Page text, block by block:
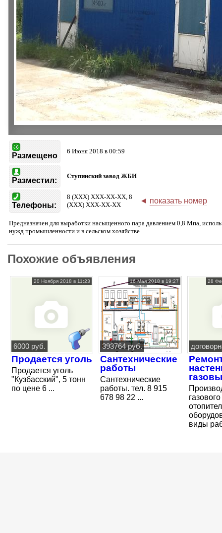
Размещено
6 Июня 2018 в 00:59
Разместил:
Ступинский завод ЖБИ
Телефоны:
8 (XXX) XXX-XX-XX, 8
(XXX) XXX-XX-XX
◄ показать номер
Предназначен для выработки насыщенного пара давлением 0,8 Мпа,
нужд промышленности и в сельском хозяйстве
Похожие объявления
20 Ноября 2018 в 11:23
6000 руб.
Продается уголь
Продается уголь
"Кузбасский", 5 тонн
по цене 6 ...
16 Мая 2018 в 19:27
393764 руб.
Сантехнические
работы
Сантехнические
работы. тел. 8 915
678 98 22 ...
28
газового
виды